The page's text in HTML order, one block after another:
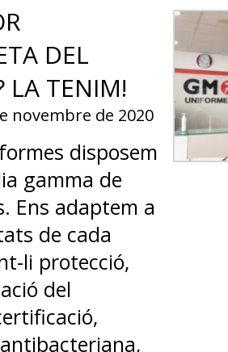
DEL
LA TENIM!
novembre de 2020
disposem
gamma de
Ens adaptem a
de cada
li protecció,
del